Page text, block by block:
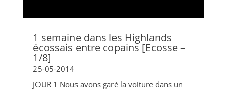
1 semaine dans les Highlands
écossais entre copains [Ecosse –
1/8]
25-05-2014
JOUR 1 Nous avons garé la voiture dans un